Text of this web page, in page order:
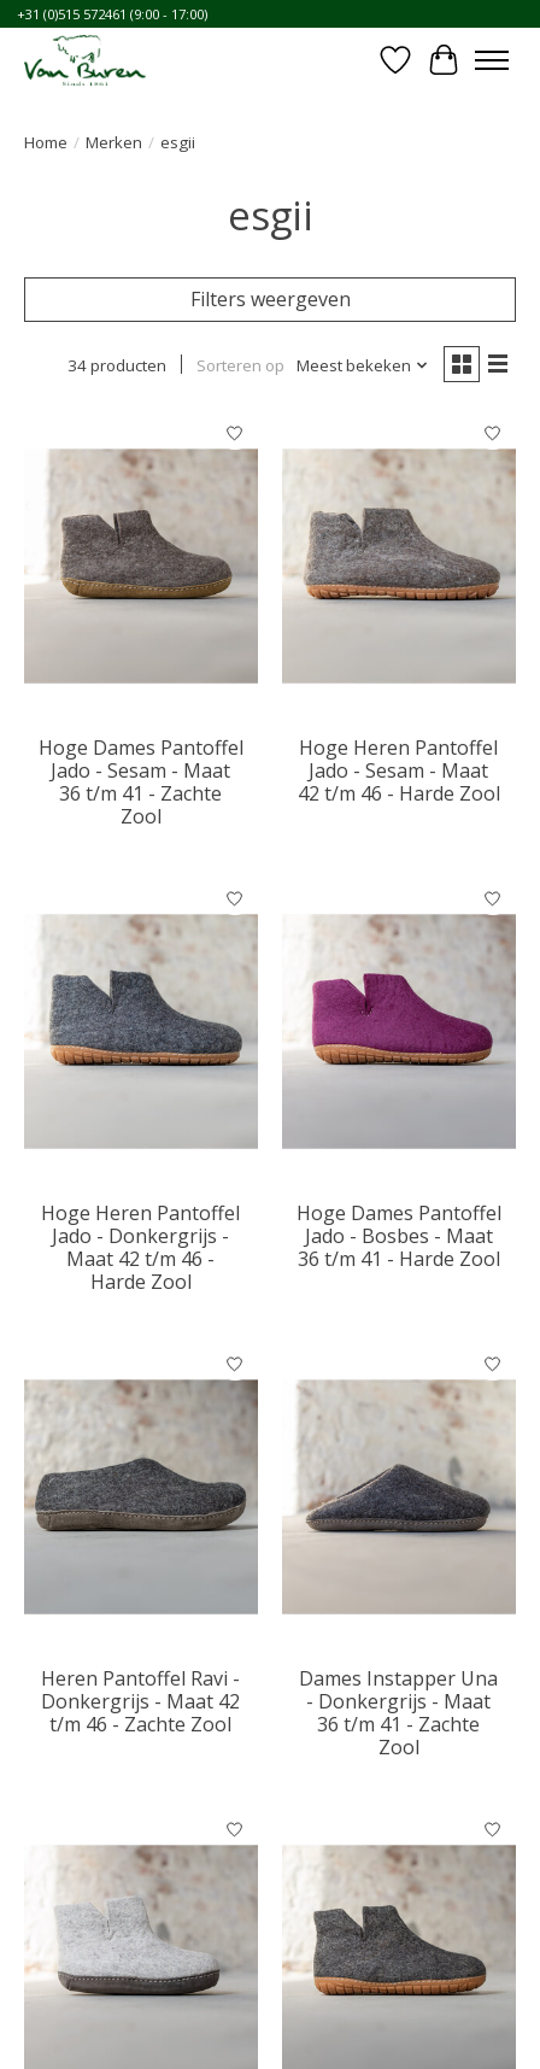
+31 (0)515 572461 (9:00 - 17:00)
Verlanglijst
Home / Merken / esgii
esgii
Filters weergeven
34 producten Sorteren op Meest bekeken
Hoge Dames Pantoffel
Jado - Sesam - Maat
36 t/m 41 - Zachte
Zool
Hoge Heren Pantoffel
Jado - Sesam - Maat
42 t/m 46 - Harde Zool
Hoge Heren Pantoffel
Jado - Donkergrijs -
Maat 42 t/m 46 -
Harde Zool
Hoge Dames Pantoffel
Jado - Bosbes - Maat
36 t/m 41 - Harde Zool
Heren Pantoffel Ravi -
Donkergrijs - Maat 42
t/m 46 - Zachte Zool
Dames Instapper Una
- Donkergrijs - Maat
36 t/m 41 - Zachte
Zool